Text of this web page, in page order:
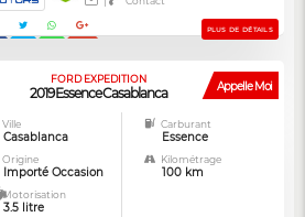
PLUS DE DÉTAILS
Appelle Moi
FORD EXPEDITION
2019 Essence Casablanca
Ville
Casablanca
Carburant
Essence
Origine
Importé Occasion
Kilométrage
100 km
Motorisation
3.5 litre